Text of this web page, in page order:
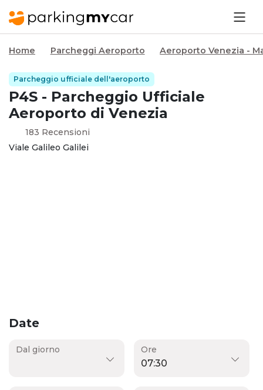
Home Parcheggi Aeroporto Aeroporto Venezia -
Parcheggio ufficiale dell'aeroporto
P4S - Parcheggio Ufficiale
Aeroporto di Venezia
183 Recensioni
Viale Galileo Galilei
Date
Dal giorno Ore